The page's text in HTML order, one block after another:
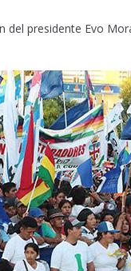
del presidente Evo